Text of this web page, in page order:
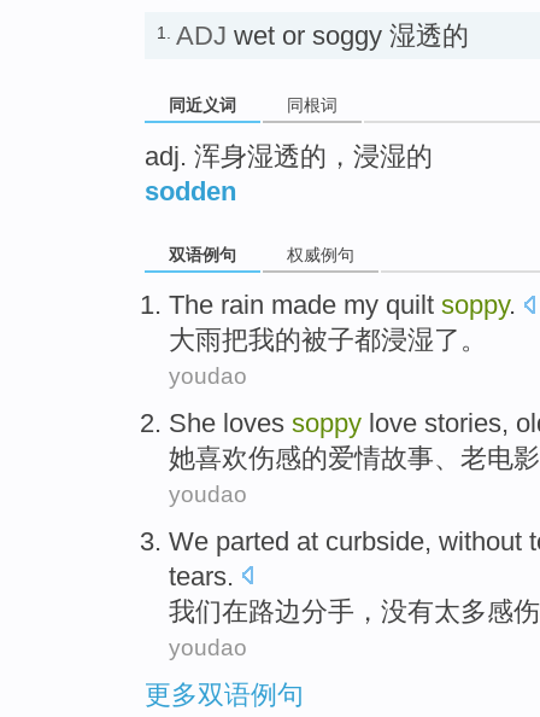
1. ADJ wet or soggy 湿透的
同近义词 同根词
adj. 浑身湿透的，浸湿的
sodden
双语例句 权威例句
The rain made my quilt soppy.
大雨把我的被子都浸湿了 。
youdao
She loves soppy love stories,
她喜欢伤感的爱情故事、 老电影
youdao
We parted at curbside, without
tears.
我们在路边分手 ， 没有太多感
youdao
更多双语例句